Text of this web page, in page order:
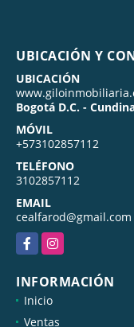
UBICACIÓN Y
UBICACIÓN
Bogotá D.C. -
MÓVIL
+573102857112
TELÉFONO
3102857112
EMAIL
cealfarod@gmail.com
FacebookInstagram
INFORMACIÓN
Inicio
Ventas